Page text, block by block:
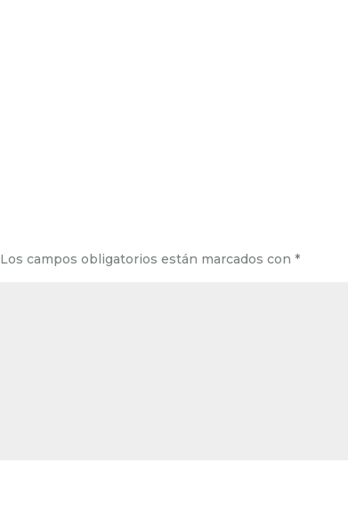
Los campos obligatorios están marcados con *